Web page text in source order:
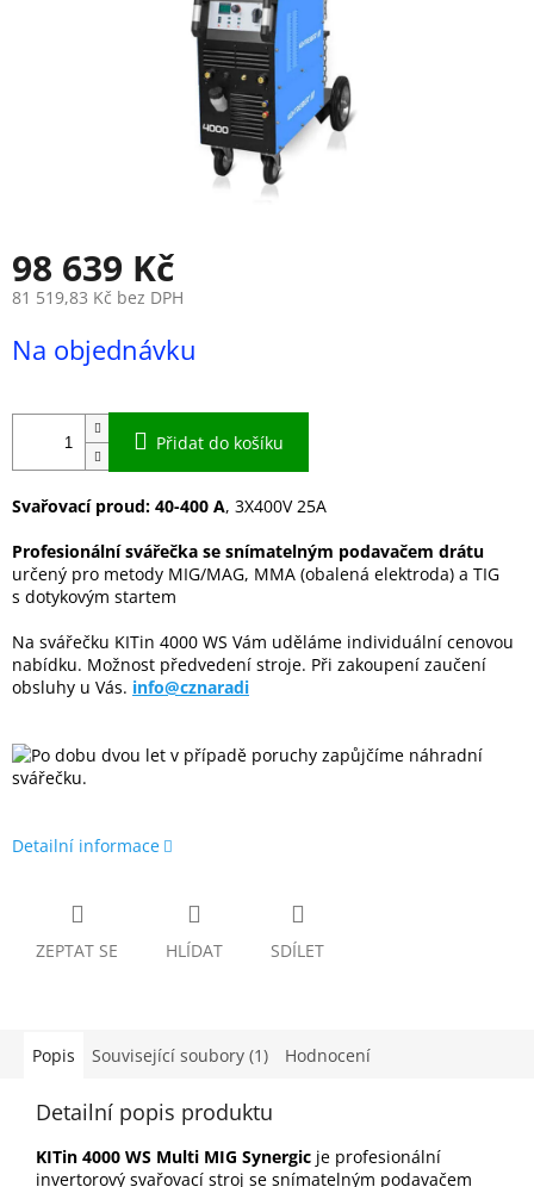
98 639 Kč
81 519,83 Kč bez DPH
cena:
Na objednávku
Přidat do košíku
Svařovací proud: 40-400 A, 3X400V 25A
Profesionální svářečka se snímatelným podavačem drátu
určený pro metody MIG/MAG, MMA (obalená elektroda) a TIG
s dotykovým startem
Na svářečku KITin 4000 WS Vám uděláme individuální cenovou
nabídku. Možnost předvedení stroje. Při zakoupení zaučení
obsluhy u Vás. info@cznaradi
Detailní informace
ZEPTAT SE HLÍDAT SDÍLET
Popis Související soubory (1) Hodnocení
Detailní popis produktu
KITin 4000 WS Multi MIG Synergic je profesionální
invertorový svařovací stroj se snímatelným podavačem